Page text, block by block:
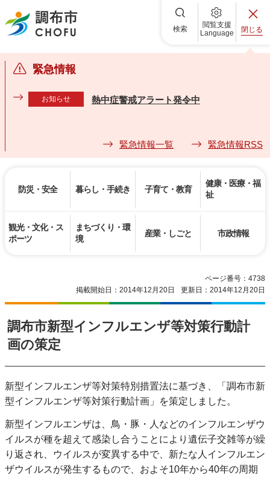
調布市 検索
閲覧支援
Language
閉じる
緊急情報
お知らせ 熱中症警戒アラート発令中
緊急情報一覧 緊急情報RSS
防災・安全 暮らし・手続き 子育て・教育
健康・医療・福
祉
観光・文化・ス
ポーツ
まちづくり・環
境
産業・しごと 市政情報
ページ番号：4738
掲載開始日：2014年12月20日
更新日：2014年12月20日
調布市新型インフルエンザ等対策行動計
画の策定
新型インフルエンザ等対策特別措置法に基づき、「調布市新
型インフルエンザ等対策行動計画」を策定しました。
新型インフルエンザは、鳥・豚・人などのインフルエンザウ
イルスが種を超えて感染し合うことにより遺伝子交雑等が繰
り返され、ウイルスが変異する中で、新たな人インフルエン
ザウイルスが発生するもので、およそ10年から40年の周期